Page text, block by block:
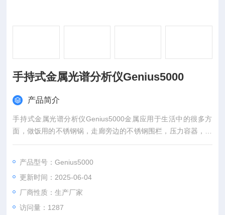
手持式金属光谱分析仪Genius5000
产品简介
手持式金属光谱分析仪Genius5000金属应用于生活中的很多方
面，做饭用的不锈钢锅，走廊旁边的不锈钢围栏，压力容器，这
些都关系着人们的健康和安全，如果质量不达标，钢锅里的重金
不合格的不锈钢管及压力容器，也会对人们安全造成威胁，手持
式金属分析仪严把质量关。
产品型号：Genius5000
更新时间：2025-06-04
厂商性质：生产厂家
访问量：1287